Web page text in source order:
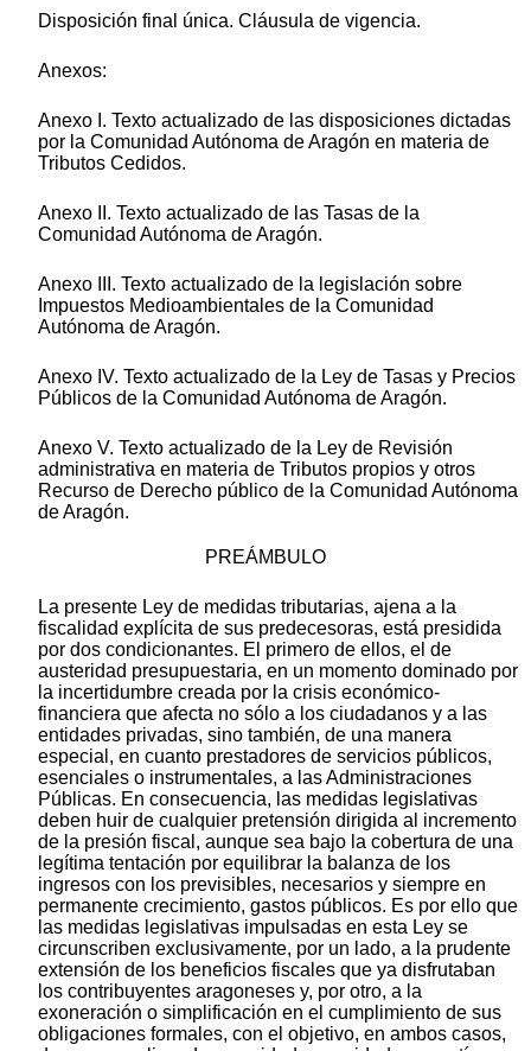
Disposición final única. Cláusula de vigencia.
Anexos:
Anexo I. Texto actualizado de las disposiciones dictadas
por la Comunidad Autónoma de Aragón en materia de
Tributos Cedidos.
Anexo II. Texto actualizado de las Tasas de la
Comunidad Autónoma de Aragón.
Anexo III. Texto actualizado de la legislación sobre
Impuestos Medioambientales de la Comunidad
Autónoma de Aragón.
Anexo IV. Texto actualizado de la Ley de Tasas y Precios
Públicos de la Comunidad Autónoma de Aragón.
Anexo V. Texto actualizado de la Ley de Revisión
administrativa en materia de Tributos propios y otros
Recurso de Derecho público de la Comunidad Autónoma
de Aragón.
PREÁMBULO
La presente Ley de medidas tributarias, ajena a la
fiscalidad explícita de sus predecesoras, está presidida
por dos condicionantes. El primero de ellos, el de
austeridad presupuestaria, en un momento dominado por
la incertidumbre creada por la crisis económico-
financiera que afecta no sólo a los ciudadanos y a las
entidades privadas, sino también, de una manera
especial, en cuanto prestadores de servicios públicos,
esenciales o instrumentales, a las Administraciones
Públicas. En consecuencia, las medidas legislativas
deben huir de cualquier pretensión dirigida al incremento
de la presión fiscal, aunque sea bajo la cobertura de una
legítima tentación por equilibrar la balanza de los
ingresos con los previsibles, necesarios y siempre en
permanente crecimiento, gastos públicos. Es por ello que
las medidas legislativas impulsadas en esta Ley se
circunscriben exclusivamente, por un lado, a la prudente
extensión de los beneficios fiscales que ya disfrutaban
los contribuyentes aragoneses y, por otro, a la
exoneración o simplificación en el cumplimiento de sus
obligaciones formales, con el objetivo, en ambos casos,